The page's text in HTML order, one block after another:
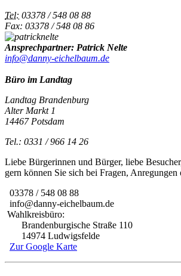
Tel: 03378 / 548 08 88
Fax: 03378 / 548 08 86
Ansprechpartner: Patrick Nelte
info@danny-eichelbaum.de
Büro im Landtag
Landtag Brandenburg
Alter Markt 1
14467 Potsdam
Tel.: 0331 / 966 14 26
Liebe Bürgerinnen und Bürger, liebe
gern können Sie sich bei Fragen,
03378 / 548 08 88
info@danny-eichelbaum.de
Wahlkreisbüro:
Brandenburgische Straße 110
14974 Ludwigsfelde
Zur Google Karte